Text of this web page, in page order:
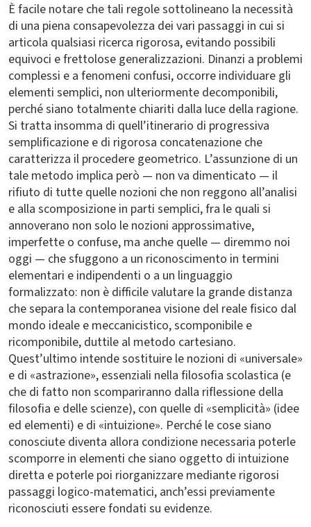
È facile notare che tali regole sottolineano la necessità
di una piena consapevolezza dei vari passaggi in cui si
articola qualsiasi ricerca rigorosa, evitando possibili
equivoci e frettolose generalizzazioni. Dinanzi a problemi
complessi e a fenomeni confusi, occorre individuare gli
elementi semplici, non ulteriormente decomponibili,
perché siano totalmente chiariti dalla luce della ragione.
Si tratta insomma di quell’itinerario di progressiva
semplificazione e di rigorosa concatenazione che
caratterizza il procedere geometrico. L’assunzione di un
tale metodo implica però — non va dimenticato — il
rifiuto di tutte quelle nozioni che non reggono all’analisi
e alla scomposizione in parti semplici, fra le quali si
annoverano non solo le nozioni approssimative,
imperfette o confuse, ma anche quelle — diremmo noi
oggi — che sfuggono a un riconoscimento in termini
elementari e indipendenti o a un linguaggio
formalizzato: non è difficile valutare la grande distanza
che separa la contemporanea visione del reale fisico dal
mondo ideale e meccanicistico, scomponibile e
ricomponibile, duttile al metodo cartesiano.
Quest’ultimo intende sostituire le nozioni di «universale»
e di «astrazione», essenziali nella filosofia scolastica (e
che di fatto non scompariranno dalla riflessione della
filosofia e delle scienze), con quelle di «semplicità» (idee
ed elementi) e di «intuizione». Perché le cose siano
conosciute diventa allora condizione necessaria poterle
scomporre in elementi che siano oggetto di intuizione
diretta e poterle poi riorganizzare mediante rigorosi
passaggi logico-matematici, anch’essi previamente
riconosciuti essere fondati su evidenze.